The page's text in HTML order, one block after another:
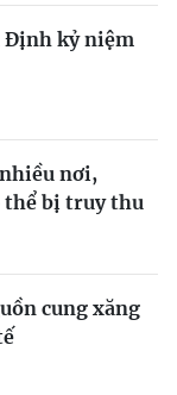
Định kỷ niệm
nơi,
thể bị truy thu
cung xăng